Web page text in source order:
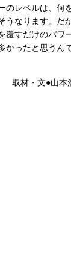
のレベルは、何
なります。だ
すだけのパワ
かったと思うん
取材・文●山本